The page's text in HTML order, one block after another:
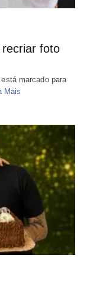
foto
marcado para
Mais